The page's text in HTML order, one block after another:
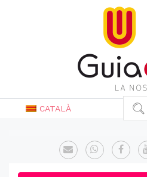
CATALÀ